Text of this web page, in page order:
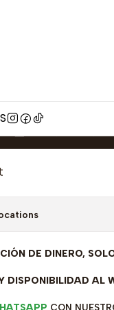
DE DINERO,
DISPONIBILIDAD AL
CON